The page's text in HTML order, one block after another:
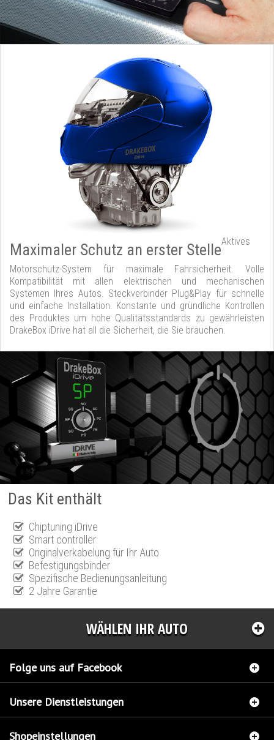
Maximaler Schutz an erster StelleAktives
Motorschutz-System für maximale Fahrsicherheit. Volle
Kompatibilität mit allen elektrischen und mechanischen
Systemen Ihres Autos. Steckverbinder Plug&Play für schnelle
und einfache Installation. Konstante und gründliche Kontrollen
des Produktes um hohe Qualitätsstandards zu gewährleisten
DrakeBox iDrive hat all die Sicherheit, die Sie brauchen.
Das Kit enthält
Chiptuning iDrive
Smart controller
Originalverkabelung für Ihr Auto
Befestigungsbinder
Spezifische Bedienungsanleitung
2 Jahre Garantie
WÄHLEN IHR AUTO
Folge uns auf Facebook
Unsere Dienstleistungen
Shopeinstellungen